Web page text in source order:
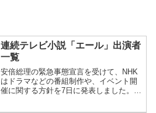
連続テレビ小説「エール」出演者
一覧
安倍総理の緊急事態宣言を受けて、NHK
はドラマなどの番組制作や、イベント開
催に関する方針を7日に発表しました。連